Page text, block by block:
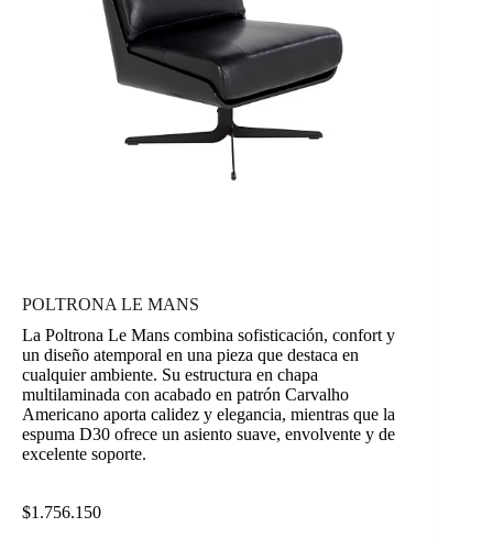
POLTRONA LE MANS
La Poltrona Le Mans combina sofisticación, confort y
un diseño atemporal en una pieza que destaca en
cualquier ambiente. Su estructura en chapa
multilaminada con acabado en patrón Carvalho
Americano aporta calidez y elegancia, mientras que la
espuma D30 ofrece un asiento suave, envolvente y de
excelente soporte.
$1.756.150